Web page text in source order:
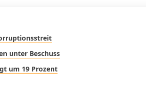
unter Beschuss
um 19 Prozent